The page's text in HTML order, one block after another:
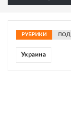
РУБРИКИ
Украина